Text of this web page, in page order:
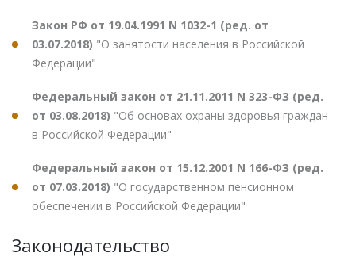
Закон РФ от 19.04.1991 N 1032-1 (ред. от
03.07.2018) "О занятости населения в Российской
Федерации"
Федеральный закон от 21.11.2011 N 323-ФЗ (ред.
от 03.08.2018) "Об основах охраны здоровья граждан
в Российской Федерации"
Федеральный закон от 15.12.2001 N 166-ФЗ (ред.
от 07.03.2018) "О государственном пенсионном
обеспечении в Российской Федерации"
Законодательство